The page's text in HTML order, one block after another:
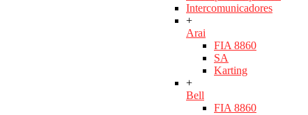
Intercomunicadores
+
Arai
FIA 8860
SA
Karting
+
Bell
FIA 8860